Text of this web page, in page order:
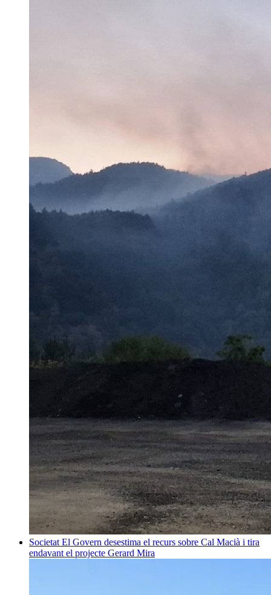
Societat El Govern desestima el recurs sobre Cal Macià i tira
endavant el projecte Gerard Mira